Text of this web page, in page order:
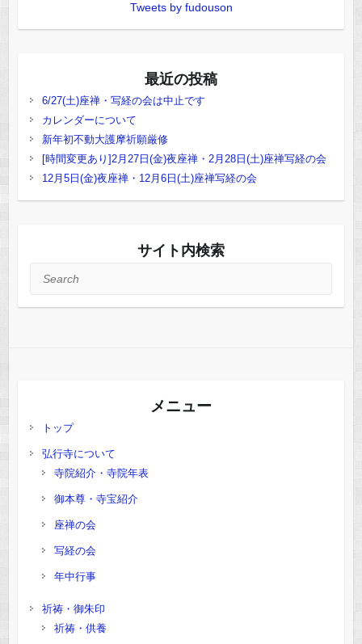
Tweets by fudouson
最近の投稿
6/27(土)座禅・写経の会は中止です
カレンダーについて
新年初不動大護摩祈願厳修
[時間変更あり]2月27日(金)夜座禅・2月28日(土)座禅写経の会
12月5日(金)夜座禅・12月6日(土)座禅写経の会
サイト内検索
Search
メニュー
トップ
弘行寺について
寺院紹介・寺院年表
御本尊・寺宝紹介
座禅の会
写経の会
年中行事
祈祷・御朱印
祈祷・供養